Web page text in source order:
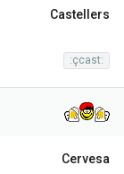
Castellers
:çcast:
Cervesa